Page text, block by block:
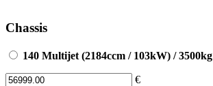
Chassis
140 Multijet (2184ccm / 103kW) / 3500kg
€